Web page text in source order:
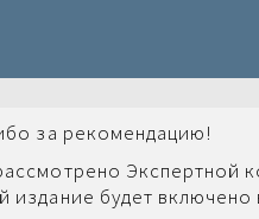
за рекомендацию!
Экспертной
издание будет